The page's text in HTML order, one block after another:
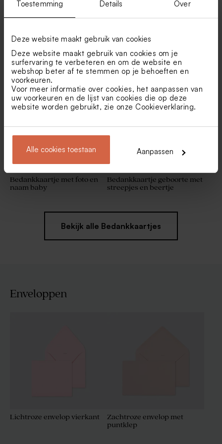
Toestemming Details Over
Deze website maakt gebruik van cookies
Deze website maakt gebruik van cookies om je
surfervaring te verbeteren en om de website en
webshop beter af te stemmen op je behoeften en
voorkeuren.
Voor meer informatie over cookies, het aanpassen van
uw voorkeuren en de lijst van cookies die op deze
website worden gebruikt, zie onze Cookieverklaring.
Alle cookies toestaan Aanpassen
Buisje voor doopsuiker met
rosé deksel
Artisanale lolly transparant
met droogbloemen
Bedankkaartje met tekst en
collage van foto's
Minimalistisch
bedankkaartje met
fotocollage
Bedankkaartje met foto en
naam baby
Bedankkaartje geboorte met
streepjes en beertje
Bekijk alle Bedankkaartjes
Enveloppen
Lichtroze envelop vierkant
Zachtroze envelop met
puntklep